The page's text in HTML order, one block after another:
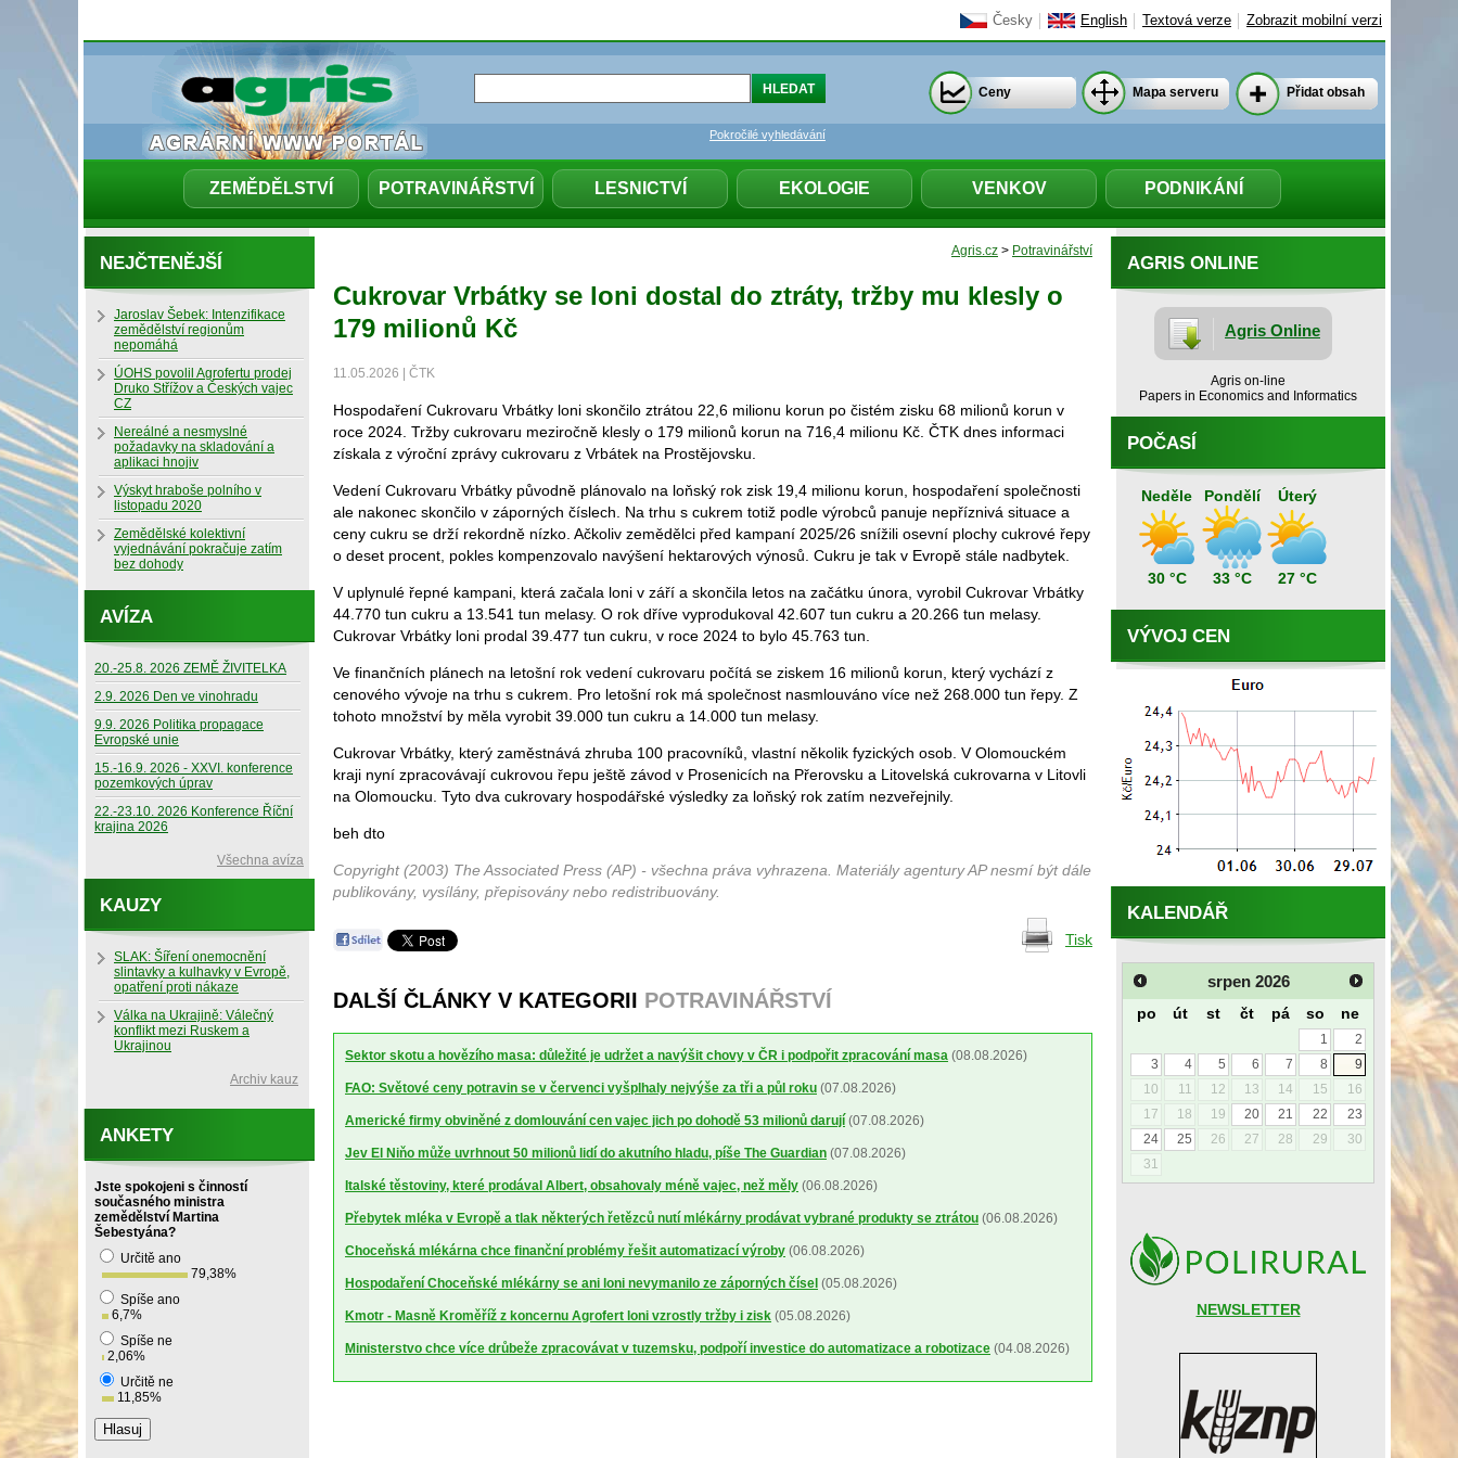
Česky English Textová verze Zobrazit mobilní verzi
ZEMĚDĚLSTVÍ POTRAVINÁŘSTVÍ LESNICTVÍ EKOLOGIE VENKOV PODNIKÁNÍ
Pokročilé vyhledávání
Ceny Mapa serveru Přidat obsah
Agris.cz > Potravinářství
Cukrovar Vrbátky se loni dostal do ztráty, tržby mu klesly o
179 milionů Kč
11.05.2026 | ČTK
Hospodaření Cukrovaru Vrbátky loni skončilo ztrátou 22,6 milionu korun po čistém zisku 68 milionů korun v
roce 2024. Tržby cukrovaru meziročně klesly o 179 milionů korun na 716,4 milionu Kč. ČTK dnes informaci
získala z výroční zprávy cukrovaru z Vrbátek na Prostějovsku.
Vedení Cukrovaru Vrbátky původně plánovalo na loňský rok zisk 19,4 milionu korun, hospodaření společnosti
ale nakonec skončilo v záporných číslech. Na trhu s cukrem totiž podle výrobců panuje nepříznivá situace a
ceny cukru se drží rekordně nízko. Ačkoliv zemědělci před kampaní 2025/26 snížili osevní plochy cukrové řepy
o deset procent, pokles kompenzovalo navýšení hektarových výnosů. Cukru je tak v Evropě stále nadbytek.
V uplynulé řepné kampani, která začala loni v září a skončila letos na začátku února, vyrobil Cukrovar Vrbátky
44.770 tun cukru a 13.541 tun melasy. O rok dříve vyprodukoval 42.607 tun cukru a 20.266 tun melasy.
Cukrovar Vrbátky loni prodal 39.477 tun cukru, v roce 2024 to bylo 45.763 tun.
Ve finančních plánech na letošní rok vedení cukrovaru počítá se ziskem 16 milionů korun, který vychází z
cenového vývoje na trhu s cukrem. Pro letošní rok má společnost nasmlouváno více než 268.000 tun řepy. Z
tohoto množství by měla vyrobit 39.000 tun cukru a 14.000 tun melasy.
Cukrovar Vrbátky, který zaměstnává zhruba 100 pracovníků, vlastní několik fyzických osob. V Olomouckém
kraji nyní zpracovávají cukrovou řepu ještě závod v Prosenicích na Přerovsku a Litovelská cukrovarna v Litovli
na Olomoucku. Tyto dva cukrovary hospodářské výsledky za loňský rok zatím nezveřejnily.
beh dto
Copyright (2003) The Associated Press (AP) - všechna práva vyhrazena. Materiály agentury AP nesmí být dále
publikovány, vysílány, přepisovány nebo redistribuovány.
Tisk
DALŠÍ ČLÁNKY V KATEGORII POTRAVINÁŘSTVÍ
Sektor skotu a hovězího masa: důležité je udržet a navýšit chovy v ČR i podpořit zpracování masa (08.08.2026)
FAO: Světové ceny potravin se v červenci vyšplhaly nejvýše za tři a půl roku (07.08.2026)
Americké firmy obviněné z domlouvání cen vajec jich po dohodě 53 milionů darují (07.08.2026)
Jev El Niňo může uvrhnout 50 milionů lidí do akutního hladu, píše The Guardian (07.08.2026)
Italské těstoviny, které prodával Albert, obsahovaly méně vajec, než měly (06.08.2026)
Přebytek mléka v Evropě a tlak některých řetězců nutí mlékárny prodávat vybrané produkty se ztrátou (06.08.2026)
Choceňská mlékárna chce finanční problémy řešit automatizací výroby (06.08.2026)
Hospodaření Choceňské mlékárny se ani loni nevymanilo ze záporných čísel (05.08.2026)
Kmotr - Masně Kroměříž z koncernu Agrofert loni vzrostly tržby i zisk (05.08.2026)
Ministerstvo chce více drůbeže zpracovávat v tuzemsku, podpoří investice do automatizace a robotizace (04.08.2026)
AGRIS ONLINE
Agris Online
Agris on-line
Papers in Economics and Informatics
POČASÍ
Neděle
30 °C
Pondělí
33 °C
Úterý
27 °C
VÝVOJ CEN
KALENDÁŘ
srpen 2026
po út st čt pá so ne
1
2
3
4 5 6 7 8
9
10
11 12 13 14 15
16
17
18 19 20 21 22
23
24
25 26 27 28 29
30
31
NEWSLETTER
NEJČTENĚJŠÍ
Jaroslav Šebek: Intenzifikace
zemědělství regionům
nepomáhá
ÚOHS povolil Agrofertu prodej
Druko Střížov a Českých vajec
CZ
Nereálné a nesmyslné
požadavky na skladování a
aplikaci hnojiv
Výskyt hraboše polního v
listopadu 2020
Zemědělské kolektivní
vyjednávání pokračuje zatím
bez dohody
AVÍZA
20.-25.8. 2026 ZEMĚ ŽIVITELKA
2.9. 2026 Den ve vinohradu
9.9. 2026 Politika propagace
Evropské unie
15.-16.9. 2026 - XXVI. konference
pozemkových úprav
22.-23.10. 2026 Konference Říční
krajina 2026
Všechna avíza
KAUZY
SLAK: Šíření onemocnění
slintavky a kulhavky v Evropě,
opatření proti nákaze
Válka na Ukrajině: Válečný
konflikt mezi Ruskem a
Ukrajinou
Archiv kauz
ANKETY
Jste spokojeni s činností
současného ministra
zemědělství Martina
Šebestyána?
Určitě ano
79,38%
Spíše ano
6,7%
Spíše ne
2,06%
Určitě ne
11,85%